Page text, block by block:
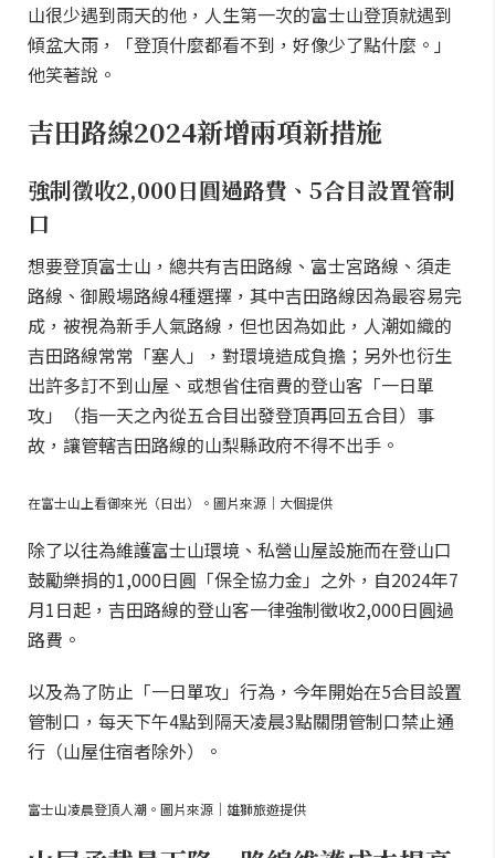
山很少遇到雨天的他，人生第一次的富士山登頂就遇到
傾盆大雨，「登頂什麼都看不到，好像少了點什麼。」
他笑著說。
吉田路線2024新增兩項新措施
強制徵收2,000日圓過路費、5合目設置管制
口
想要登頂富士山，總共有吉田路線、富士宮路線、須走
路線、御殿場路線4種選擇，其中吉田路線因為最容易完
成，被視為新手人氣路線，但也因為如此，人潮如織的
吉田路線常常「塞人」，對環境造成負擔；另外也衍生
出許多訂不到山屋、或想省住宿費的登山客「一日單
攻」（指一天之內從五合目出發登頂再回五合目）事
故，讓管轄吉田路線的山梨縣政府不得不出手。
在富士山上看御來光（日出）。圖片來源｜大個提供
除了以往為維護富士山環境、私營山屋設施而在登山口
鼓勵樂捐的1,000日圓「保全協力金」之外，自2024年7
月1日起，吉田路線的登山客一律強制徵收2,000日圓過
路費。
以及為了防止「一日單攻」行為，今年開始在5合目設置
管制口，每天下午4點到隔天凌晨3點關閉管制口禁止通
行（山屋住宿者除外）。
富士山凌晨登頂人潮。圖片來源｜雄獅旅遊提供